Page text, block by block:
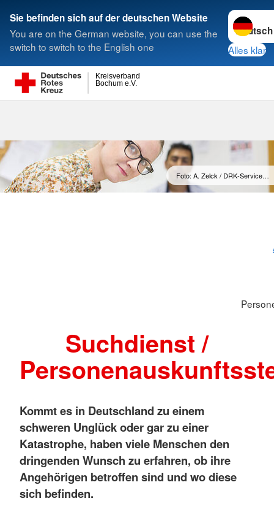
Sie befinden sich auf der deutschen Website
You are on the German website, you can use the
switch to switch to the English one
Sprache
Alles klar
Bochum e.V.
Kreisverband
Suche
Foto: A. Zelck / DRK-Service…
Suchdienst /
Kommt es in Deutschland zu einem
schweren Unglück oder gar zu einer
Katastrophe, haben viele Menschen den
dringenden Wunsch zu erfahren, ob ihre
Angehörigen betroffen sind und wo diese
sich befinden.